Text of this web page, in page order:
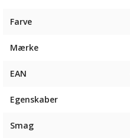
Farve
Mærke
EAN
Egenskaber
Smag